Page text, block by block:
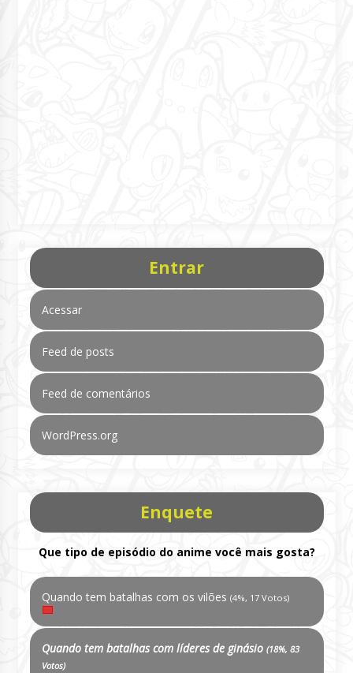
Entrar
Acessar
Feed de posts
Feed de comentários
WordPress.org
Enquete
Que tipo de episódio do anime você mais gosta?
Quando tem batalhas com os vilões (4%, 17 Votos)
Quando tem batalhas com líderes de ginásio (18%, 83
Votos)